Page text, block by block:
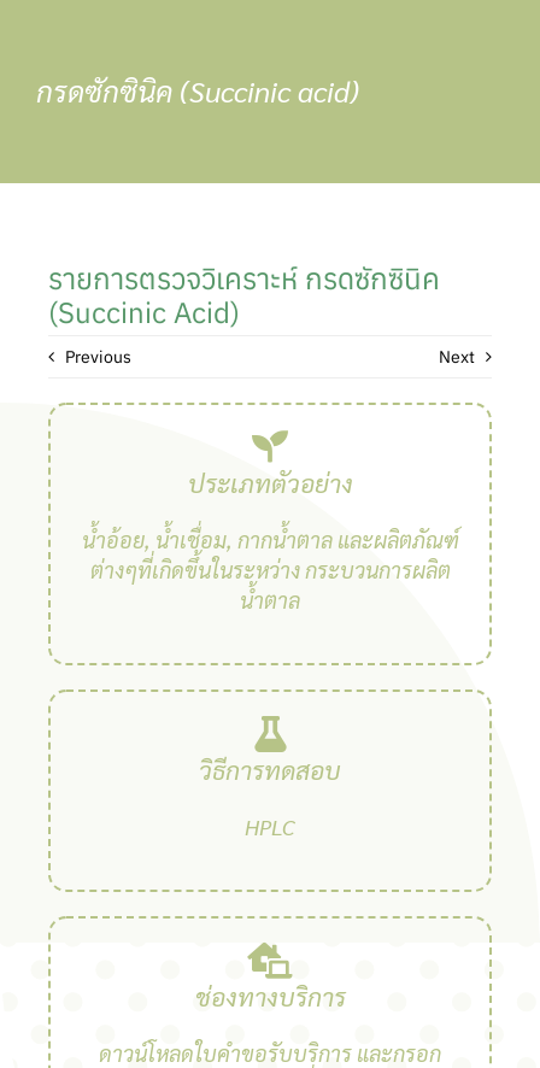
กรดซักซินิค (Succinic acid)
รายการตรวจวิเคราะห์ กรดซักซินิค
(Succinic Acid)
Previous Next
ประเภทตัวอย่าง
น้ำอ้อย, น้ำเชื่อม, กากน้ำตาล และผลิตภัณฑ์
ต่างๆที่เกิดขึ้นในระหว่าง กระบวนการผลิต
น้ำตาล
วิธีการทดสอบ
HPLC
ช่องทางบริการ
ดาวน์โหลดใบคำขอรับบริการ และกรอก